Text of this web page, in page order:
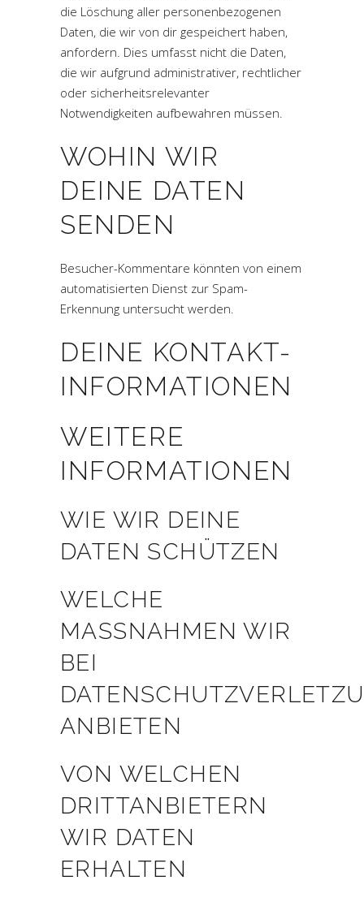
die Löschung aller personenbezogenen
Daten, die wir von dir gespeichert haben,
anfordern. Dies umfasst nicht die Daten,
die wir aufgrund administrativer, rechtlicher
oder sicherheitsrelevanter
Notwendigkeiten aufbewahren müssen.
WOHIN WIR
DEINE DATEN
SENDEN
Besucher-Kommentare könnten von einem
automatisierten Dienst zur Spam-
Erkennung untersucht werden.
DEINE KONTAKT-
INFORMATIONEN
WEITERE
INFORMATIONEN
WIE WIR DEINE
DATEN SCHÜTZEN
WELCHE
MASSNAHMEN WIR B
EI D
NBIETEN
VON WELCHEN
DRITTANBIETERN
WIR DATEN
ERHALTEN